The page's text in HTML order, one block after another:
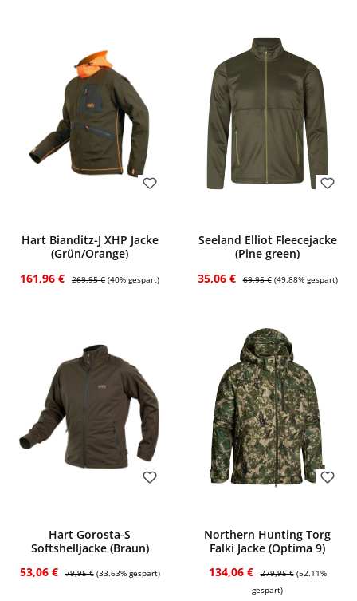
Hart Bianditz-J XHP Jacke
(Grün/Orange)
Verkaufspreis:
161,96 € 269,95 € (40% gespart)
Seeland Elliot Fleecejacke
(Pine green)
Verkaufspreis:
35,06 € 69,95 € (49.88% gespart)
Hart Gorosta-S
Softshelljacke (Braun)
Verkaufspreis:
53,06 € Regulärer Preis:
79,95 € (33.63% gespart)
Northern Hunting Torg
Falki Jacke (Optima 9)
Verkaufspreis:
134,06 € Regulärer Preis:
279,95 € (52.11%
gespart)